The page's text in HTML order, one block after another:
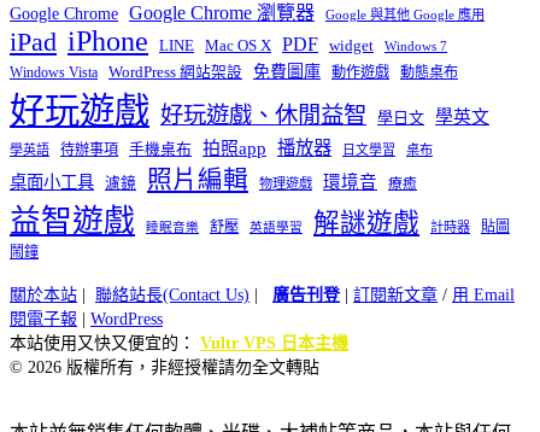
Google Chrome Google Chrome 瀏覽器 Google 與其他 Google 應用
iPad iPhone LINE Mac OS X PDF widget Windows 7
Windows Vista WordPress 網站架設 免費圖庫 動作遊戲 動態桌布
好玩遊戲 好玩遊戲、休閒益智 學日文 學英文
學英語 待辦事項 手機桌布 拍照app 播放器 日文學習 桌布
桌面小工具 濾鏡 照片編輯 物理遊戲 環境音 療癒
益智遊戲 睡眠音樂 舒壓 英語學習 解謎遊戲 計時器
貼圖
鬧鐘
關於本站 | 聯絡站長(Contact Us) | 廣告刊登| 訂閱新文章 / 用 Email
閱電子報 | WordPress
本站使用又快又便宜的： Vultr VPS 日本主機
© 2026 版權所有，非經授權請勿全文轉貼